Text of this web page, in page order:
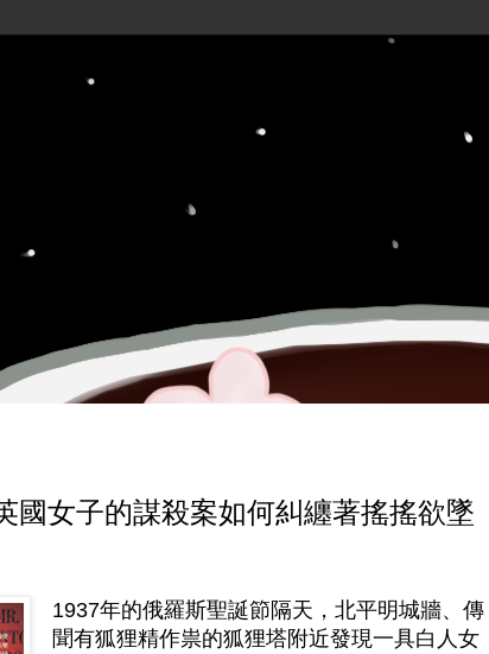
國女子的謀殺案如何糾纏著搖搖欲墜
1937年的俄羅斯聖誕節隔天，北平明城牆、傳
聞有狐狸精作祟的狐狸塔附近發現一具白人女